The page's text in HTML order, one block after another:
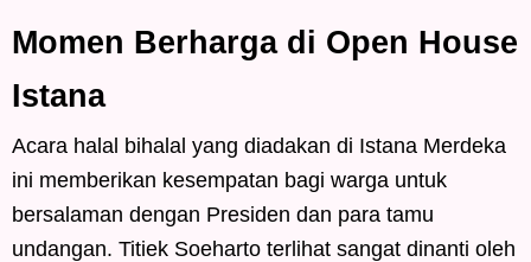
Momen Berharga di Open House
Istana
Acara halal bihalal yang diadakan di Istana Merdeka
ini memberikan kesempatan bagi warga untuk
bersalaman dengan Presiden dan para tamu
undangan. Titiek Soeharto terlihat sangat dinanti oleh